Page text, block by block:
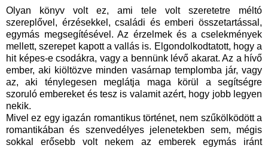
Olyan könyv volt ez, ami tele volt szeretetre méltó
szereplővel, érzésekkel, családi és emberi összetartással,
egymás megsegítésével. Az érzelmek és a cselekmények
mellett, szerepet kapott a vallás is. Elgondolkodtatott, hogy a
hit képes-e csodákra, vagy a bennünk lévő akarat. Az a hívő
ember, aki kiöltözve minden vasárnap templomba jár, vagy
az, aki ténylegesen meglátja maga körül a segítségre
szoruló embereket és tesz is valamit azért, hogy jobb legyen
nekik.
Mivel ez egy igazán romantikus történet, nem szűkölködött a
romantikában és szenvedélyes jelenetekben sem, mégis
sokkal erősebb volt nekem az emberek egymás iránt